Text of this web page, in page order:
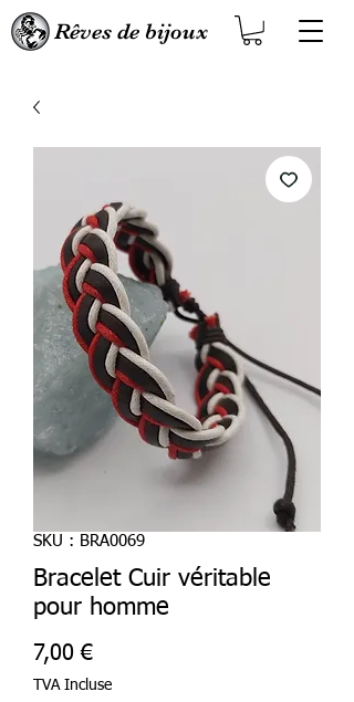
Rêves de bijoux
SKU : BRA0069
Bracelet Cuir véritable
pour homme
7,00 €Prix
TVA Incluse